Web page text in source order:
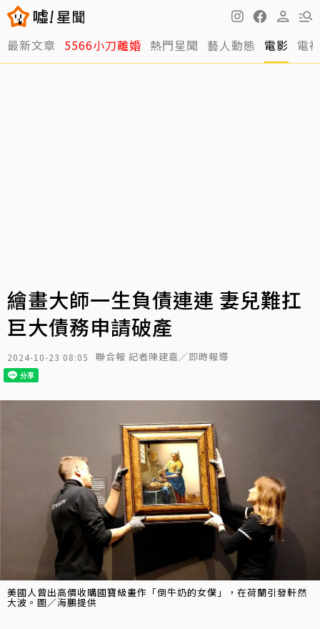
最新文章 5566小刀離婚 熱門星聞 藝人動態 電影 電
繪畫大師一生負債連連 妻兒難扛
巨大債務申請破產
2024-10-23 08:05 聯合報 記者陳建嘉／即時報導
美國人曾出高價收購國寶級畫作「倒牛奶的女僕」，在荷蘭引發軒然
大波。圖／海鵬提供